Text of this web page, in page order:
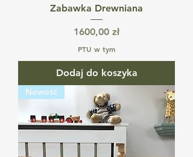
Zabawka Drewniana
Cena
1600,00 zł
PTU w tym
Dodaj do koszyka
Nowość